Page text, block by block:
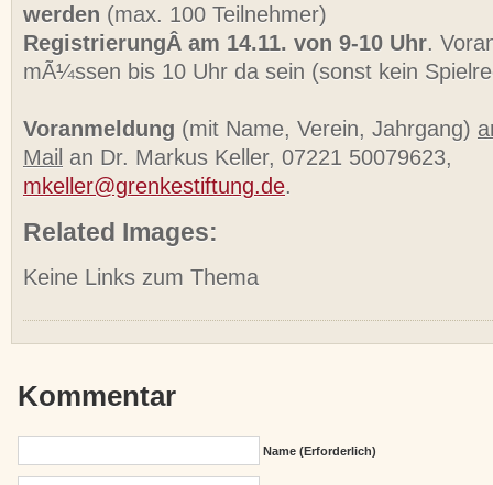
werden (max. 100 Teilnehmer)
RegistrierungÂ am 14.11. von 9-10 Uhr.
mÃ¼ssen bis 10 Uhr da sein (sonst kein
Voranmeldung (mit Name, Verein, Jahrgang)
Mail an Dr. Markus Keller, 07221 50079623,
mkeller@grenkestiftung.de.
Related Images:
Keine Links zum Thema
Kommentar
Name (erforderlich)